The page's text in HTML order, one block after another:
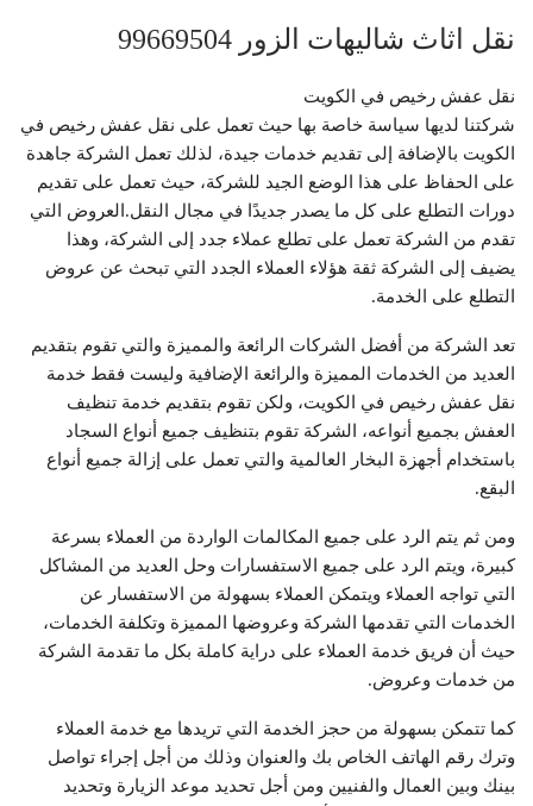
نقل اثاث شاليهات الزور 99669504
نقل عفش رخيص في الكويت
شركتنا لديها سياسة خاصة بها حيث تعمل على نقل عفش رخيص في
الكويت بالإضافة إلى تقديم خدمات جيدة، لذلك تعمل الشركة جاهدة
على الحفاظ على هذا الوضع الجيد للشركة، حيث تعمل على تقديم
دورات التطلع على كل ما يصدر جديدًا في مجال النقل.العروض التي
تقدم من الشركة تعمل على تطلع عملاء جدد إلى الشركة، وهذا
يضيف إلى الشركة ثقة هؤلاء العملاء الجدد التي تبحث عن عروض
التطلع على الخدمة.
تعد الشركة من أفضل الشركات الرائعة والمميزة والتي تقوم بتقديم
العديد من الخدمات المميزة والرائعة الإضافية وليست فقط خدمة
نقل عفش رخيص في الكويت، ولكن تقوم بتقديم خدمة تنظيف
العفش بجميع أنواعه، الشركة تقوم بتنظيف جميع أنواع السجاد
باستخدام أجهزة البخار العالمية والتي تعمل على إزالة جميع أنواع
البقع.
ومن ثم يتم الرد على جميع المكالمات الواردة من العملاء بسرعة
كبيرة، ويتم الرد على جميع الاستفسارات وحل العديد من المشاكل
التي تواجه العملاء ويتمكن العملاء بسهولة من الاستفسار عن
الخدمات التي تقدمها الشركة وعروضها المميزة وتكلفة الخدمات،
حيث أن فريق خدمة العملاء على دراية كاملة بكل ما تقدمة الشركة
من خدمات وعروض.
كما تتمكن بسهولة من حجز الخدمة التي تريدها مع خدمة العملاء
وترك رقم الهاتف الخاص بك والعنوان وذلك من أجل إجراء تواصل
بينك وبين العمال والفنيين ومن أجل تحديد موعد الزيارة وتحديد